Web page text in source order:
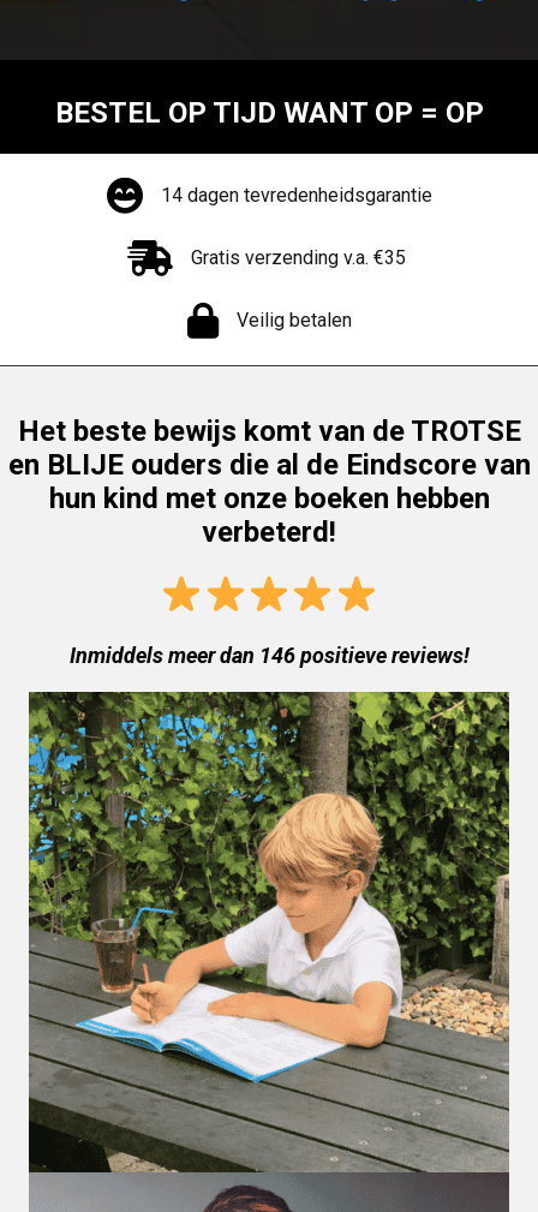
BESTEL OP TIJD WANT OP = OP
14 dagen tevredenheidsgarantie
Gratis verzending v.a. €35
Veilig betalen
Het beste bewijs komt van de TROTSE
en BLIJE ouders die al de Eindscore van
hun kind met onze boeken hebben
verbeterd!
Inmiddels meer dan 146 positieve reviews!